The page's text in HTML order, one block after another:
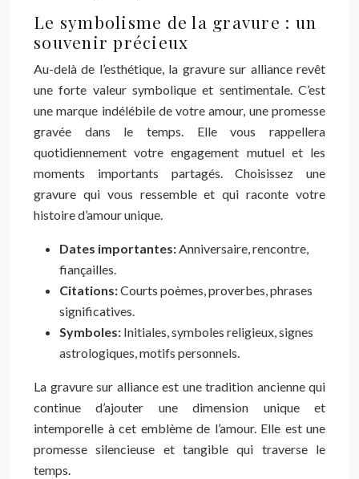
Le symbolisme de la gravure : un
souvenir précieux
Au-delà de l’esthétique, la gravure sur alliance revêt
une forte valeur symbolique et sentimentale. C’est
une marque indélébile de votre amour, une promesse
gravée dans le temps. Elle vous rappellera
quotidiennement votre engagement mutuel et les
moments importants partagés. Choisissez une
gravure qui vous ressemble et qui raconte votre
histoire d’amour unique.
Dates importantes:Anniversaire, rencontre,
fiançailles.
Citations:Courts poèmes, proverbes, phrases
significatives.
Symboles: Initiales, symboles religieux, signes
astrologiques, motifs personnels.
La gravure sur alliance est une tradition ancienne qui
continue d’ajouter une dimension unique et
intemporelle à cet emblème de l’amour. Elle est une
promesse silencieuse et tangible qui traverse le
temps.